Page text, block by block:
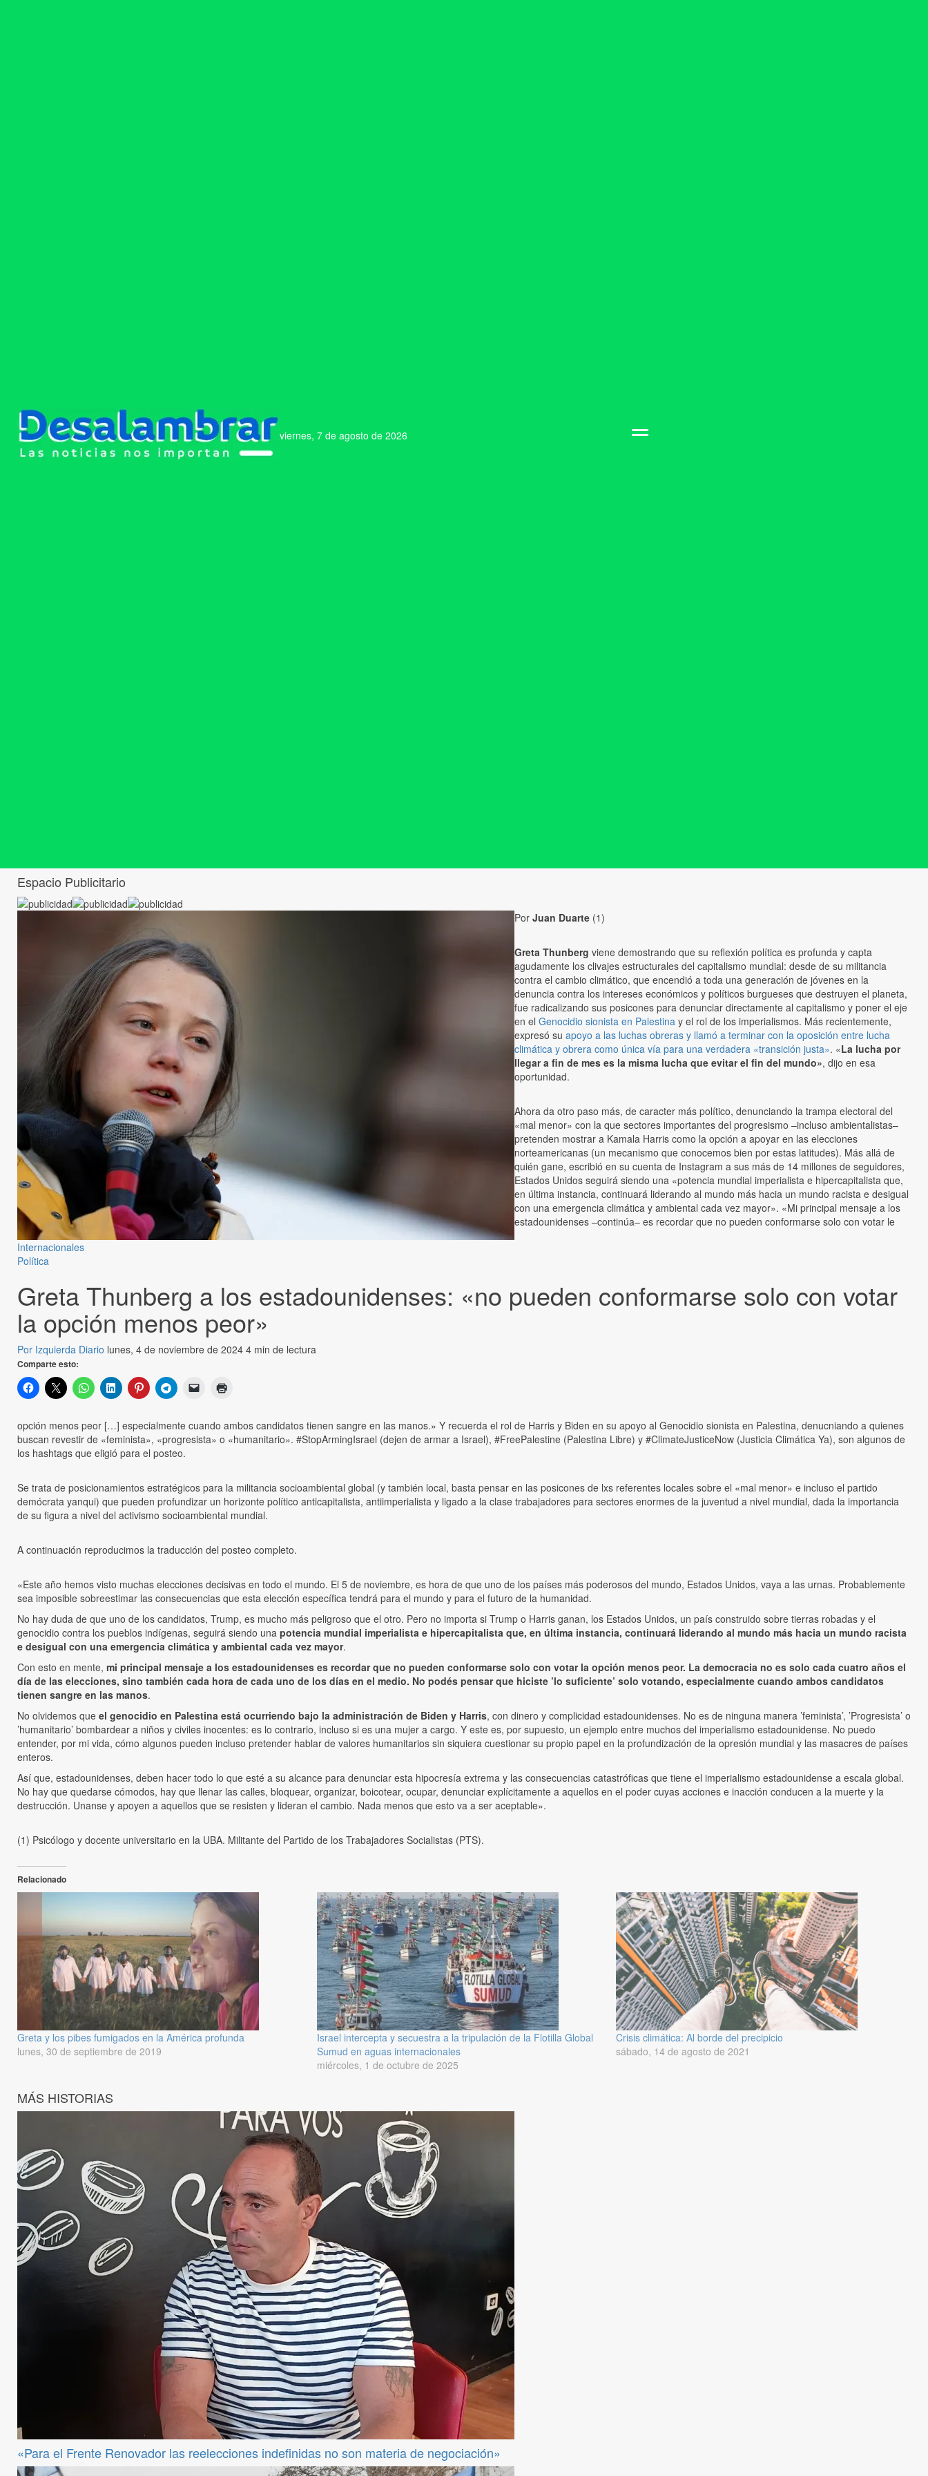
viernes, 7 de agosto de 2026
Espacio Publicitario
Internacionales
Política
Greta Thunberg a los estadounidenses: «no pueden conformarse solo con votar
la opción menos peor»
Por Izquierda Diario lunes, 4 de noviembre de 2024 4 min de lectura
Comparte esto:
Por Juan Duarte (1)
Greta Thunberg viene demostrando que su reflexión política es profunda y capta
agudamente los clivajes estructurales del capitalismo mundial: desde de su militancia
contra el cambio climático, que encendió a toda una generación de jóvenes en la
denuncia contra los intereses económicos y políticos burgueses que destruyen el planeta,
fue radicalizando sus posicones para denunciar directamente al capitalismo y poner el eje
en el Genocidio sionista en Palestina y el rol de los imperialismos. Más recientemente,
expresó su apoyo a las luchas obreras y llamó a terminar con la oposición entre lucha
climática y obrera como única vía para una verdadera «transición justa». «La lucha por
llegar a fin de mes es la misma lucha que evitar el fin del mundo», dijo en esa
oportunidad.
Ahora da otro paso más, de caracter más político, denunciando la trampa electoral del
«mal menor» con la que sectores importantes del progresismo –incluso ambientalistas–
pretenden mostrar a Kamala Harris como la opción a apoyar en las elecciones
norteamericanas (un mecanismo que conocemos bien por estas latitudes). Más allá de
quién gane, escribió en su cuenta de Instagram a sus más de 14 millones de seguidores,
Estados Unidos seguirá siendo una «potencia mundial imperialista e hipercapitalista que,
en última instancia, continuará liderando al mundo más hacia un mundo racista e desigual
con una emergencia climática y ambiental cada vez mayor». «Mi principal mensaje a los
estadounidenses –continúa– es recordar que no pueden conformarse solo con votar le
opción menos peor […] especialmente cuando ambos candidatos tienen sangre en las manos.» Y recuerda el rol de Harris y Biden en su apoyo al Genocidio sionista en Palestina, denucniando a quienes
buscan revestir de «feminista», «progresista» o «humanitario». #StopArmingIsrael (dejen de armar a Israel), #FreePalestine (Palestina Libre) y #ClimateJusticeNow (Justicia Climática Ya), son algunos de
los hashtags que eligió para el posteo.
Se trata de posicionamientos estratégicos para la militancia socioambiental global (y también local, basta pensar en las posicones de lxs referentes locales sobre el «mal menor» e incluso el partido
demócrata yanqui) que pueden profundizar un horizonte político anticapitalista, antiimperialista y ligado a la clase trabajadores para sectores enormes de la juventud a nivel mundial, dada la importancia
de su figura a nivel del activismo socioambiental mundial.
A continuación reproducimos la traducción del posteo completo.
«Este año hemos visto muchas elecciones decisivas en todo el mundo. El 5 de noviembre, es hora de que uno de los países más poderosos del mundo, Estados Unidos, vaya a las urnas. Probablemente
sea imposible sobreestimar las consecuencias que esta elección específica tendrá para el mundo y para el futuro de la humanidad.
No hay duda de que uno de los candidatos, Trump, es mucho más peligroso que el otro. Pero no importa si Trump o Harris ganan, los Estados Unidos, un país construido sobre tierras robadas y el
genocidio contra los pueblos indígenas, seguirá siendo una potencia mundial imperialista e hipercapitalista que, en última instancia, continuará liderando al mundo más hacia un mundo racista
e desigual con una emergencia climática y ambiental cada vez mayor.
Con esto en mente, mi principal mensaje a los estadounidenses es recordar que no pueden conformarse solo con votar la opción menos peor. La democracia no es solo cada cuatro años el
día de las elecciones, sino también cada hora de cada uno de los días en el medio. No podés pensar que hiciste ’lo suficiente’ solo votando, especialmente cuando ambos candidatos
tienen sangre en las manos.
No olvidemos que el genocidio en Palestina está ocurriendo bajo la administración de Biden y Harris, con dinero y complicidad estadounidenses. No es de ninguna manera ’feminista’, ’Progresista’ o
’humanitario’ bombardear a niños y civiles inocentes: es lo contrario, incluso si es una mujer a cargo. Y este es, por supuesto, un ejemplo entre muchos del imperialismo estadounidense. No puedo
entender, por mi vida, cómo algunos pueden incluso pretender hablar de valores humanitarios sin siquiera cuestionar su propio papel en la profundización de la opresión mundial y las masacres de países
enteros.
Así que, estadounidenses, deben hacer todo lo que esté a su alcance para denunciar esta hipocresía extrema y las consecuencias catastróficas que tiene el imperialismo estadounidense a escala global.
No hay que quedarse cómodos, hay que llenar las calles, bloquear, organizar, boicotear, ocupar, denunciar explícitamente a aquellos en el poder cuyas acciones e inacción conducen a la muerte y la
destrucción. Unanse y apoyen a aquellos que se resisten y lideran el cambio. Nada menos que esto va a ser aceptable».
(1) Psicólogo y docente universitario en la UBA. Militante del Partido de los Trabajadores Socialistas (PTS).
Relacionado
Greta y los pibes fumigados en la América profunda
lunes, 30 de septiembre de 2019
Israel intercepta y secuestra a la tripulación de la Flotilla Global
Sumud en aguas internacionales
miércoles, 1 de octubre de 2025
Crisis climática: Al borde del precipicio
sábado, 14 de agosto de 2021
MÁS HISTORIAS
«Para el Frente Renovador las reelecciones indefinidas no son materia de negociación»